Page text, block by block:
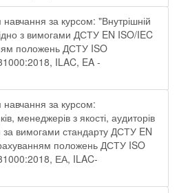
за курсом: "Внутрішній
з вимогами ДСТУ EN ISO/IEC
положень ДСТУ ISO
ILAC, EA -
за курсом:
менеджерів з якості, аудиторів
за вимогами стандарту ДСТУ EN
положень ДСТУ ISO
ЕА, ILAC-